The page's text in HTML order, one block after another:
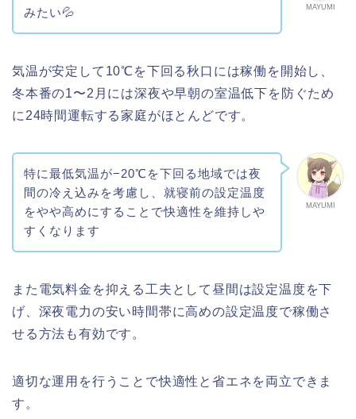
MAYUMI
みたい💦
気温が安定して10℃を下回る秋口には稼働を開始し、
冬本番の1〜2月には深夜や早朝の室温低下を防ぐため
に24時間運転する家庭がほとんどです。
MAYUMI
特に最低気温が−20℃を下回る地域では夜
間の冷え込みを考慮し、就寝前の設定温度
をやや高めにすることで快適性を維持しや
すくなります
また電気料金を抑える工夫として昼間は設定温度を下
げ、深夜電力の安い時間帯に高めの設定温度で稼働さ
せる方法も有効です。
適切な運用を行うことで快適性と省エネを両立できま
す。